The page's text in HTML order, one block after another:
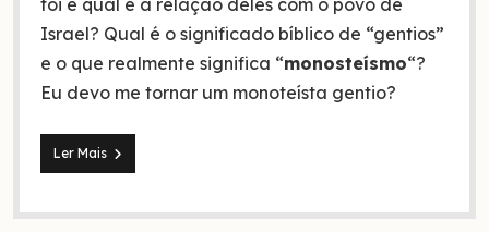
Israel? Qual é o significado bíblico de “gentios”
e o que realmente significa “monosteísmo“?
Eu devo me tornar um monoteísta gentio?
Ler MaisQuem
são
monoteístas